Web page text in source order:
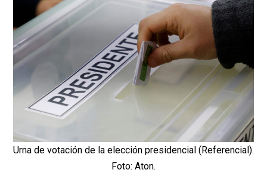
Urna de votación de la elección presidencial (Referencial).
Foto: Aton.